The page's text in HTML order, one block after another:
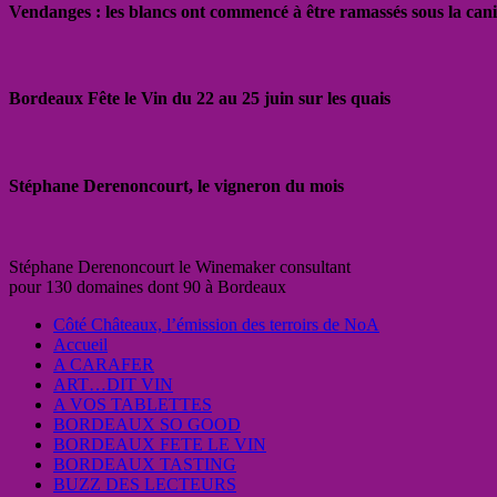
Vendanges : les blancs ont commencé à être ramassés sous la
Bordeaux Fête le Vin du 22 au 25 juin sur les quais
Stéphane Derenoncourt, le vigneron du mois
Stéphane Derenoncourt le Winemaker consultant
pour 130 domaines dont 90 à Bordeaux
Côté Châteaux, l’émission des terroirs de NoA
Accueil
A CARAFER
ART…DIT VIN
A VOS TABLETTES
BORDEAUX SO GOOD
BORDEAUX FETE LE VIN
BORDEAUX TASTING
BUZZ DES LECTEURS